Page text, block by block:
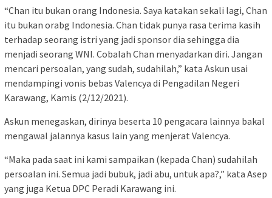
“Chan itu bukan orang Indonesia. Saya katakan sekali lagi, Chan
itu bukan orabg Indonesia. Chan tidak punya rasa terima kasih
terhadap seorang istri yang jadi sponsor dia sehingga dia
menjadi seorang WNI. Cobalah Chan menyadarkan diri. Jangan
mencari persoalan, yang sudah, sudahilah,” kata Askun usai
mendampingi vonis bebas Valencya di Pengadilan Negeri
Karawang, Kamis (2/12/2021).
Askun menegaskan, dirinya beserta 10 pengacara lainnya bakal
mengawal jalannya kasus lain yang menjerat Valencya.
“Maka pada saat ini kami sampaikan (kepada Chan) sudahilah
persoalan ini. Semua jadi bubuk, jadi abu, untuk apa?,” kata Asep
yang juga Ketua DPC Peradi Karawang ini.